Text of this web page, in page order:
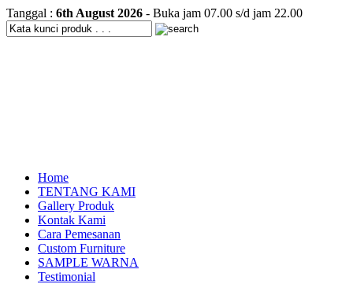
Tanggal : 6th August 2026 - Buka jam 07.00 s/d jam 22.00
Home
TENTANG KAMI
Gallery Produk
Kontak Kami
Cara Pemesanan
Custom Furniture
SAMPLE WARNA
Testimonial